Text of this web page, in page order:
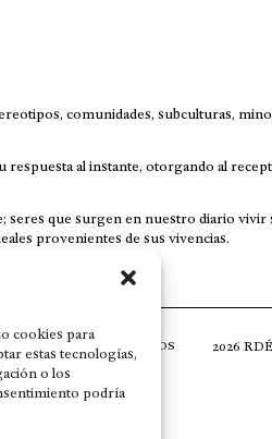
cookies para
estas tecnologías,
o los
podría
comunidades, subculturas,
al instante, otorgando al
seres que surgen en nuestro diario
provenientes de sus vivencias.
CONTACTOS 2026